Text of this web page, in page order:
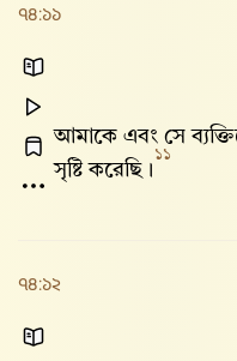
৭৪:১১
আমাকে এবং সে
সৃষ্টি করেছি।
১১
৭৪:১২